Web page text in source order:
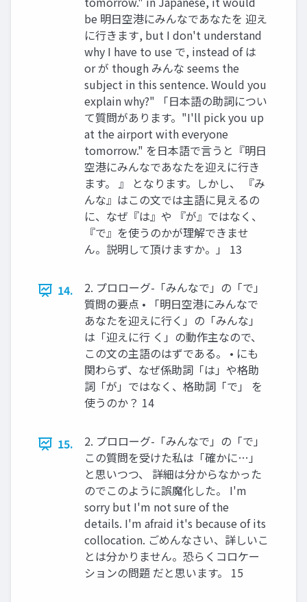
be 明日空港にみんなであなたを 迎え
に行きます, but I don't understand
why I have to use で, instead of は
or が though みんな seems the
subject in this sentence. Would you
explain why?" 「日本語の助詞につい
て質問があります。"I'll pick you up
at the airport with everyone
tomorrow." を日本語で言うと『明日
空港にみんなであなたを迎えに行き
ます。 』 となります。しかし、 『み
んな』はこの文では主語に見えるの
に、なぜ『は』や 『が』ではなく、
『で』を使うのかが理解できませ
ん。説明して頂けますか。」 13
14.
2. プロローグ-「みんなで」の「で」
質問の要点 • 「明日空港にみんなで
あなたを迎えに行く」の「みんな」
は「迎えに行 く」の動作主なので、
この文の主語のはずである。 • にも
関わらず、なぜ係助詞「は」や格助
詞「が」ではなく、格助詞「で」 を
使うのか？ 14
15.
2. プロローグ-「みんなで」の「で」
この質問を受けた私は「確かに…」
と思いつつ、 詳細は分からなかった
のでこのように誤魔化した。 I'm
sorry but I'm not sure of the
details. I'm afraid it's because of its
collocation. ごめんなさい、詳しいこ
とは分かりません。恐らくコロケー
ションの問題 だと思います。 15